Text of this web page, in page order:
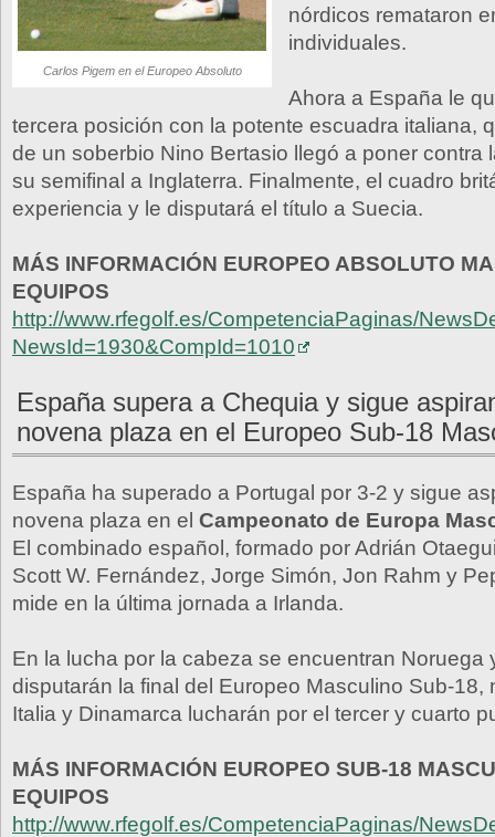
Carlos Pigem en el Europeo Absoluto
nórdicos remataron
individuales.
Ahora a España le
tercera posición con la potente escuadra italiana,
de un soberbio Nino Bertasio llegó a poner contra
su semifinal a Inglaterra. Finalmente, el cuadro
experiencia y le disputará el título a Suecia.
MÁS INFORMACIÓN EUROPEO ABSOLUTO
EQUIPOS
http://www.rfegolf.es/CompetenciaPaginas/
NewsId=1930&CompId=1010
España supera a Chequia y sigue
novena plaza en el Europeo Sub-18
España ha superado a Portugal por 3-2 y sigue
novena plaza en el Campeonato de Europa
El combinado español, formado por Adrián
Scott W. Fernández, Jorge Simón, Jon Rahm y
mide en la última jornada a Irlanda.
En la lucha por la cabeza se encuentran Noruega
disputarán la final del Europeo Masculino Sub-18,
Italia y Dinamarca lucharán por el tercer y cuarto
MÁS INFORMACIÓN EUROPEO SUB-18
EQUIPOS
http://www.rfegolf.es/CompetenciaPaginas/